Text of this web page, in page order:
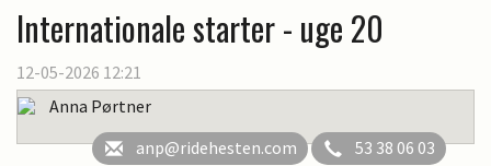
Internationale starter - uge 20
12-05-2026 12:21
Anna Pørtner
anp@ridehesten.com
53 38 06 03